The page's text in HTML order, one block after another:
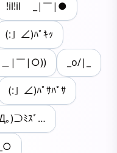
!il!il _|￣|●
(:」∠)ﾊﾟｷｯ
＿|￣|○)) _o/|_
(:」∠)ﾊﾟｻﾊﾟｻ
)⊃ﾐｽﾞ…